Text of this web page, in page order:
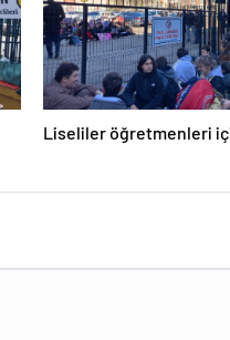
Liseliler öğretmenleri